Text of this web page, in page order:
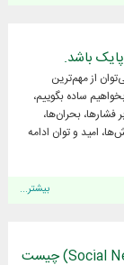
باشد.
از مهم‌ترین
ساده بگوییم،
فشارها، بحران‌ها،
امید و توان ادامه
بیشتر...
علوم اعصاب اجتماعی (Social Neuroscience) چیست